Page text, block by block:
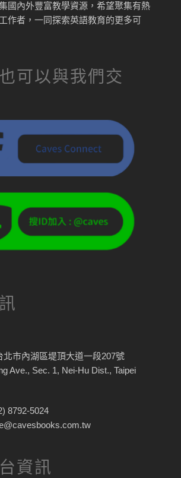
國內外豐富教學資源，希望聚集有熱
作者，一同探索英語教育的更多可
可以與我們交
北市內湖區堤頂大道一段207號
Ave., Sec. 1, Nei-Hu Dist., Taipei
8792-5024
資訊